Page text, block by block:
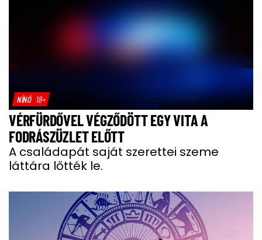
NÍNÓ 18+
VÉRFÜRDŐVEL VÉGZŐDÖTT EGY VITA A
FODRÁSZÜZLET ELŐTT
A családapát saját szerettei szeme
láttára lőtték le.